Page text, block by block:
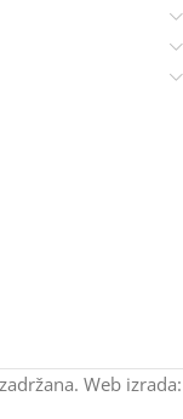
Web izrada: